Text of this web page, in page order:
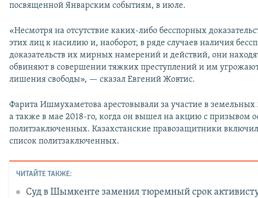
посвященной Январским событиям, в июле.
«Несмотря на отсутствие каких-либо бесспорных
этих лиц к насилию и, наоборот, в ряде случаев наличия
доказательств их мирных намерений и действий, они
обвиняют в совершении тяжких преступлений и им
лишения свободы», — сказал Евгений Жовтис.
Фарита Ишмухаметова арестовывали за участие в земельных
а также в мае 2018-го, когда он вышел на акцию с призывом
политзаключенных. Казахстанские правозащитники
список политзаключенных.
ЧИТАЙТЕ ТАКЖЕ:
Суд в Шымкенте заменил тюремный срок